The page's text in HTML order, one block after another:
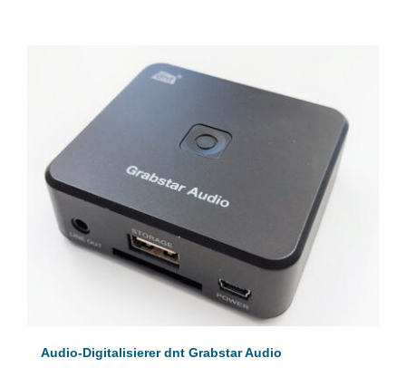
Audio-Digitalisierer dnt Grabstar Audio